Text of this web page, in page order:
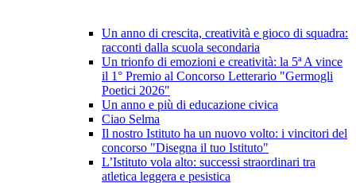
Un anno di crescita, creatività e gioco di squadra:
racconti dalla scuola secondaria
Un trionfo di emozioni e creatività: la 5ª A vince
il 1° Premio al Concorso Letterario "Germogli
Poetici 2026"
Un anno e più di educazione civica
Ciao Selma
Il nostro Istituto ha un nuovo volto: i vincitori del
concorso "Disegna il tuo Istituto"
L’Istituto vola alto: successi straordinari tra
atletica leggera e pesistica